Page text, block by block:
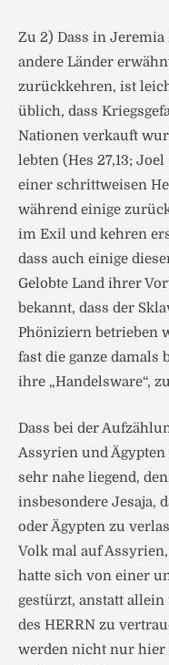
Zu 2) Dass in
andere Länder
zurückkehren, ist
üblich, dass
Nationen verkauft
lebten (Hes 27,13; Joel
einer schrittweisen
während einige
im Exil und kehren
dass auch einige
Gelobte Land ihrer
bekannt, dass der
Phöniziern betrieben
fast die ganze damals
ihre „Handelsware“,
Dass bei der
Assyrien und
sehr nahe liegend,
insbesondere Jesaja,
oder Ägypten zu
Volk mal auf
hatte sich von einer
gestürzt, anstatt
des HERRN zu
werden nicht nur hier